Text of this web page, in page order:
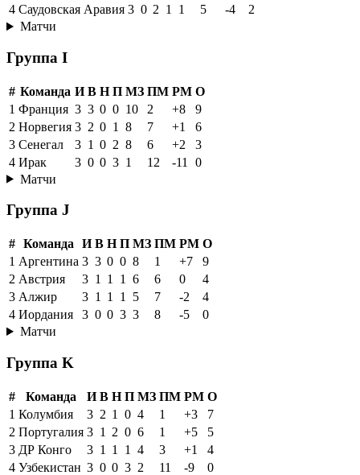
4 Саудовская Аравия 3 0 2 1 1 5 -4
2
Матчи
Группа I
# Команда И В Н П МЗ ПМ РМ О
1 Франция 3 3 0 0 10 2 +8
9
2 Норвегия 3 2 0 1 8 7 +1
6
3 Сенегал 3 1 0 2 8 6 +2
3
4 Ирак 3 0 0 3 1 12 -11
0
Матчи
Группа J
# Команда И В Н П МЗ ПМ РМ О
1 Аргентина 3 3 0 0 8 1 +7
9
2 Австрия 3 1 1 1 6 6 0
4
3 Алжир 3 1 1 1 5 7 -2
4
4 Иордания 3 0 0 3 3 8 -5
0
Матчи
Группа K
# Команда И В Н П МЗ ПМ РМ О
1 Колумбия 3 2 1 0 4 1 +3
7
2 Португалия 3 1 2 0 6 1 +5
5
3 ДР Конго 3 1 1 1 4 3 +1
4
4 Узбекистан 3 0 0 3 2 11 -9
0